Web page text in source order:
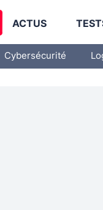
ACTUS
Cybersécurité